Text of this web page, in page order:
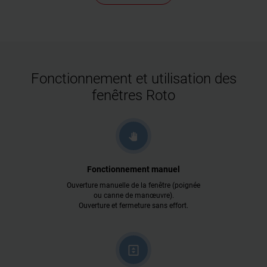
Fonctionnement et utilisation des
fenêtres Roto
Fonctionnement manuel
Ouverture manuelle de la fenêtre (poignée
ou canne de manœuvre).
Ouverture et fermeture sans effort.